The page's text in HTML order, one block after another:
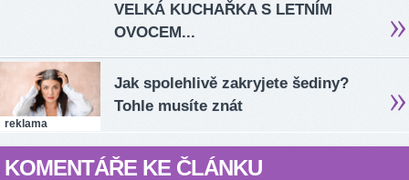
VELKÁ KUCHAŘKA S LETNÍM
OVOCEM...
reklama
Jak spolehlivě zakryjete šediny?
Tohle musíte znát
KOMENTÁŘE KE ČLÁNKU